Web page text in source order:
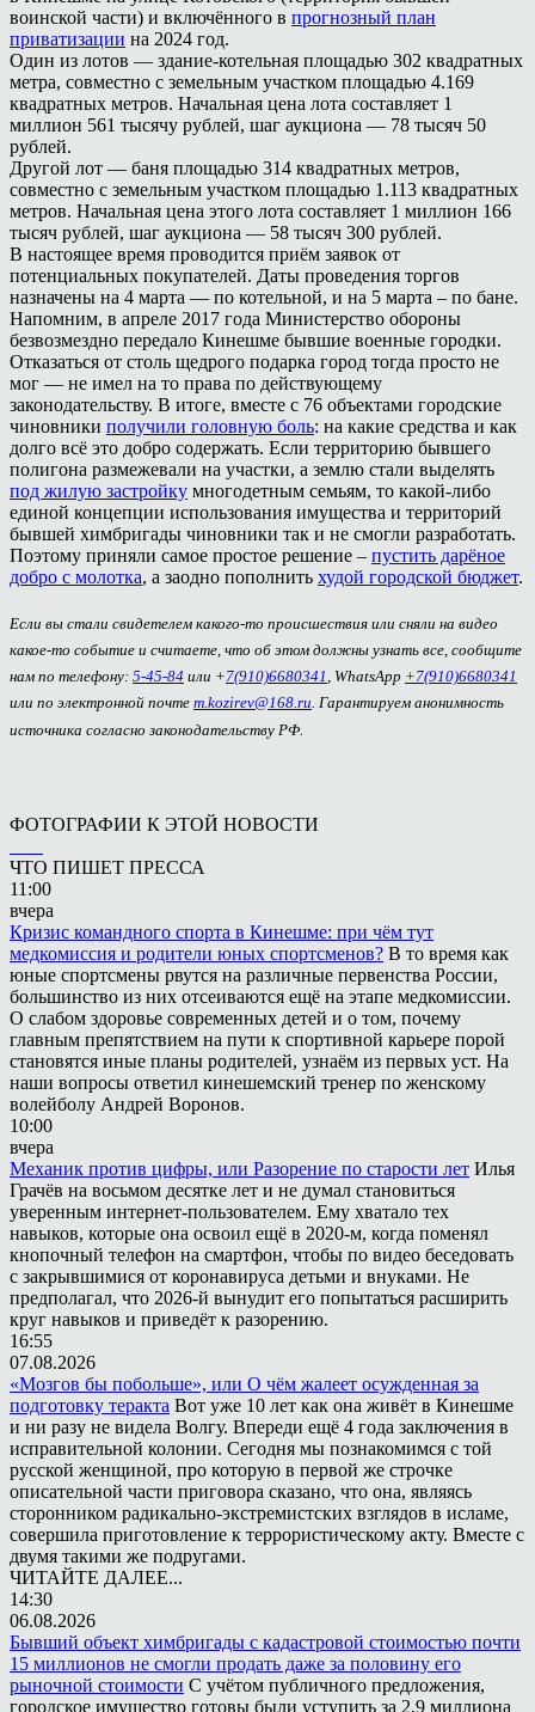
воинской части) и включённого в прогнозный план
приватизации на 2024 год.
Один из лотов — здание-котельная площадью 302 квадратных
метра, совместно с земельным участком площадью 4.169
квадратных метров. Начальная цена лота составляет 1
миллион 561 тысячу рублей, шаг аукциона — 78 тысяч 50
рублей.
Другой лот — баня площадью 314 квадратных метров,
совместно с земельным участком площадью 1.113 квадратных
метров. Начальная цена этого лота составляет 1 миллион 166
тысяч рублей, шаг аукциона — 58 тысяч 300 рублей.
В настоящее время проводится приём заявок от
потенциальных покупателей. Даты проведения торгов
назначены на 4 марта — по котельной, и на 5 марта – по бане.
Напомним, в апреле 2017 года Министерство обороны
безвозмездно передало Кинешме бывшие военные городки.
Отказаться от столь щедрого подарка город тогда просто не
мог — не имел на то права по действующему
законодательству. В итоге, вместе с 76 объектами городские
чиновники получили головную боль: на какие средства и как
долго всё это добро содержать. Если территорию бывшего
полигона размежевали на участки, а землю стали выделять
под жилую застройку многодетным семьям, то какой-либо
единой концепции использования имущества и территорий
бывшей химбригады чиновники так и не смогли разработать.
Поэтому приняли самое простое решение – пустить дарёное
добро с молотка, а заодно пополнить худой городской бюджет.
Если вы стали свидетелем какого-то происшествия или сняли на видео
какое-то событие и считаете, что об этом должны узнать все, сообщите
нам по телефону: 5-45-84 или +7(910)6680341 , WhatsApp +7(910)6680341
или по электронной почте m.kozirev@168.ru. Гарантируем анонимность
источника согласно законодательству РФ.
ФОТОГРАФИИ К ЭТОЙ НОВОСТИ
ЧТО ПИШЕТ ПРЕССА
11:00
вчера
Кризис командного спорта в Кинешме: при чём тут
медкомиссия и родители юных спортсменов? В то время как
юные спортсмены рвутся на различные первенства России,
большинство из них отсеиваются ещё на этапе медкомиссии.
О слабом здоровье современных детей и о том, почему
главным препятствием на пути к спортивной карьере порой
становятся иные планы родителей, узнаём из первых уст. На
наши вопросы ответил кинешемский тренер по женскому
волейболу Андрей Воронов.
10:00
вчера
Механик против цифры, или Разорение по старости лет Илья
Грачёв на восьмом десятке лет и не думал становиться
уверенным интернет-пользователем. Ему хватало тех
навыков, которые она освоил ещё в 2020-м, когда поменял
кнопочный телефон на смартфон, чтобы по видео беседовать
с закрывшимися от коронавируса детьми и внуками. Не
предполагал, что 2026-й вынудит его попытаться расширить
круг навыков и приведёт к разорению.
16:55
07.08.2026
«Мозгов бы побольше», или О чём жалеет осужденная за
подготовку теракта Вот уже 10 лет как она живёт в Кинешме
и ни разу не видела Волгу. Впереди ещё 4 года заключения в
исправительной колонии. Сегодня мы познакомимся с той
русской женщиной, про которую в первой же строчке
описательной части приговора сказано, что она, являясь
сторонником радикально-экстремистских взглядов в исламе,
совершила приготовление к террористическому акту. Вместе с
двумя такими же подругами.
ЧИТАЙТЕ ДАЛЕЕ...
14:30
06.08.2026
Бывший объект химбригады с кадастровой стоимостью почти
15 миллионов не смогли продать даже за половину его
рыночной стоимости С учётом публичного предложения,
городское имущество готовы были уступить за 2,9 миллиона